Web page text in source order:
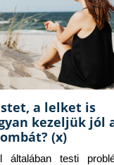
a lelket is
kezeljük jól
(x)
általában testi